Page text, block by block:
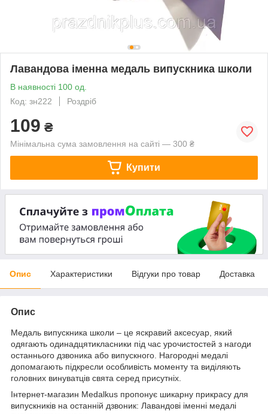
Лавандова іменна медаль випускника школи
В наявності 100 од.
Код: зн222
Роздріб
109 ₴
Мінімальна сума замовлення на сайті — 300 ₴
Купити
Опис Характеристики Відгуки про товар Доставка
Опис
Медаль випускника школи – це яскравий аксесуар, який
одягають одинадцятикласники під час урочистостей з нагоди
останнього дзвоника або випускного. Нагородні медалі
допомагають підкресли особливість моменту та виділяють
головних винуватців свята серед присутніх.
Інтернет-магазин Medalkus пропонує шикарну прикрасу для
випускників на останній дзвоник: Лавандові іменні медалі